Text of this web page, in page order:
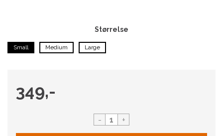
Størrelse
Small Medium Large
349,-
- +